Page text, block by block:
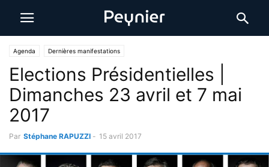
Agenda Dernières manifestations
Elections Présidentielles |
Dimanches 23 avril et 7 mai
2017
Par Stéphane RAPUZZI - 15 avril 2017